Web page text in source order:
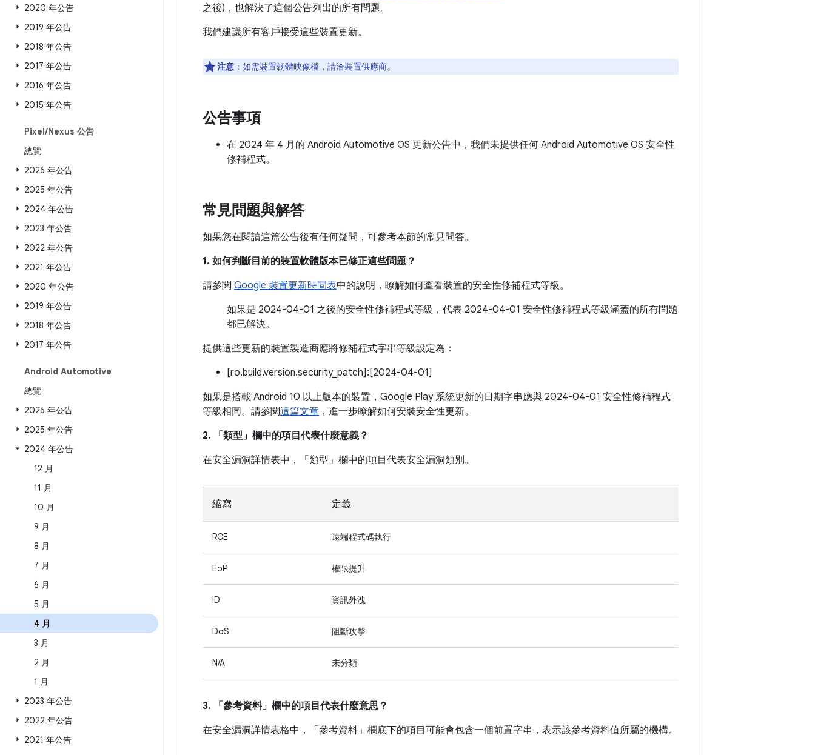
2020 年公告
2019 年公告
2018 年公告
2017 年公告
2016 年公告
2015 年公告
Pixel/Nexus 公告
總覽
2026 年公告
2025 年公告
2024 年公告
2023 年公告
2022 年公告
2021 年公告
2020 年公告
2019 年公告
2018 年公告
2017 年公告
Android Automotive
總覽
2026 年公告
2025 年公告
2024 年公告
12 月
11 月
10 月
9 月
8 月
7 月
6 月
5 月
4 月
3 月
2 月
1 月
2023 年公告
2022 年公告
2021 年公告
之後)，也解決了這個公告列出的所有問題。
我們建議所有客戶接受這些裝置更新。
注意 ：如需裝置韌體映像檔，請洽裝置供應商。
公告事項
在 2024 年 4 月的 Android Automotive OS 更新公告中，我們未提供任何 Android Automotive OS 安全性
修補程式。
常見問題與解答
如果您在閱讀這篇公告後有任何疑問，可參考本節的常見問答。
1. 如何判斷目前的裝置軟體版本已修正這些問題？
請參閱 Google 裝置更新時間表中的說明，瞭解如何查看裝置的安全性修補程式等級。
如果是 2024-04-01 之後的安全性修補程式等級，代表 2024-04-01 安全性修補程式等級涵蓋的所有問題
都已解決。
提供這些更新的裝置製造商應將修補程式字串等級設定為：
[ro.build.version.security_patch]:[2024-04-01]
如果是搭載 Android 10 以上版本的裝置，Google Play 系統更新的日期字串應與 2024-04-01 安全性修補程式
等級相同。請參閱這篇文章 ，進一步瞭解如何安裝安全性更新。
2. 「類型」 欄中的項目代表什麼意義？
在安全漏洞詳情表中，「類型」 欄中的項目代表安全漏洞類別。
縮寫 定義
RCE 遠端程式碼執行
EoP 權限提升
ID 資訊外洩
DoS 阻斷攻擊
N/A 未分類
3. 「參考資料」 欄中的項目代表什麼意思？
在安全漏洞詳情表格中，「參考資料」 欄底下的項目可能會包含一個前置字串，表示該參考資料值所屬的機構。